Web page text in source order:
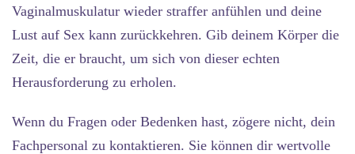
Vaginalmuskulatur wieder straffer anfühlen und deine
Lust auf Sex kann zurückkehren. Gib deinem Körper die
Zeit, die er braucht, um sich von dieser echten
Herausforderung zu erholen.
Wenn du Fragen oder Bedenken hast, zögere nicht, dein
Fachpersonal zu kontaktieren. Sie können dir wertvolle